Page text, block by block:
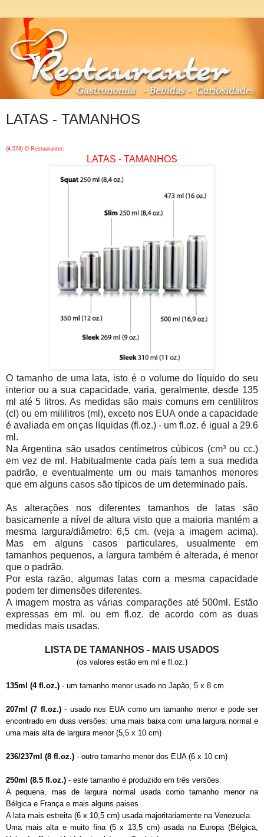
LATAS - TAMANHOS
(4.578) O Restauranter:
LATAS - TAMANHOS
O tamanho de uma lata, isto é o volume do líquido do seu
interior ou a sua capacidade, varia, geralmente, desde 135
ml até 5 litros. As medidas são mais comuns em centilitros
(cl) ou em mililitros (ml), exceto nos EUA onde a capacidade
é avaliada em onças líquidas (fl.oz.) - um fl.oz. é igual a 29.6
ml.
Na Argentina são usados centímetros cúbicos (cm³ ou cc.)
em vez de ml. Habitualmente cada país tem a sua medida
padrão, e eventualmente um ou mais tamanhos menores
que em alguns casos são típicos de um determinado país.
As alterações nos diferentes tamanhos de latas são
basicamente a nível de altura visto que a maioria mantém a
mesma largura/diâmetro: 6,5 cm. (veja a imagem acima).
Mas em alguns casos particulares, usualmente em
tamanhos pequenos, a largura também é alterada, é menor
que o padrão.
Por esta razão, algumas latas com a mesma capacidade
podem ter dimensões diferentes.
A imagem mostra as várias comparações até 500ml. Estão
expressas em ml. ou em fl.oz. de acordo com as duas
medidas mais usadas.
LISTA DE TAMANHOS - MAIS USADOS
(os valores estão em ml e fl.oz.)
135ml (4 fl.oz.) - um tamanho menor usado no Japão, 5 x 8 cm
207ml (7 fl.oz.)- usado nos EUA como um tamanho menor e pode ser
encontrado em duas versões: uma mais baixa com uma largura normal e
uma mais alta de largura menor (5,5 x 10 cm)
236/237ml (8 fl.oz.) - outro tamanho menor dos EUA (6 x 10 cm)
250ml (8.5 fl.oz.) - este tamanho é produzido em três versões:
A pequena, mas de largura normal usada como tamanho menor na
Bélgica e França e mais alguns paises
A lata mais estreita (6 x 10,5 cm) usada majoritariamente na Venezuela
Uma mais alta e muito fina (5 x 13,5 cm) usada na Europa (Bélgica,